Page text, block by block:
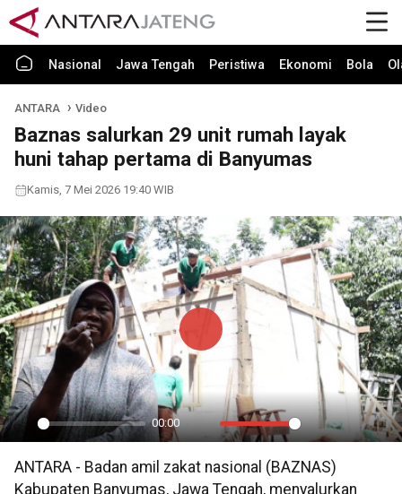
Nasional Jawa Tengah Peristiwa Ekonomi Bola
ANTARA Video
Baznas salurkan 29 unit rumah layak
huni tahap pertama di Banyumas
Kamis, 7 Mei 2026 19:40 WIB
Play
00:00
Mute Settings
PIP
Play
ANTARA - Badan amil zakat nasional (BAZNAS)
Kabupaten Banyumas, Jawa Tengah, menyalurkan